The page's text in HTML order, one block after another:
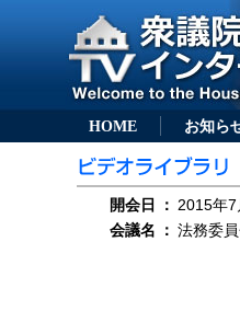
HOME お知ら
開会日 ： 2015年
会議名
： 法務委